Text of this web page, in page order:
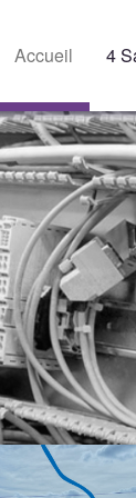
Accueil 4